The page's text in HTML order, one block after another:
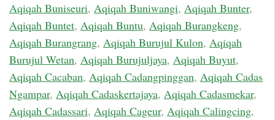
Aqiqah Buniseuri, Aqiqah Buniwangi, Aqiqah Bunter,
Aqiqah Buntet, Aqiqah Buntu, Aqiqah Burangkeng,
Aqiqah Burangrang, Aqiqah Burujul Kulon, Aqiqah
Burujul Wetan, Aqiqah Burujuljaya, Aqiqah Buyut,
Aqiqah Cacaban, Aqiqah Cadangpinggan, Aqiqah Cadas
Ngampar, Aqiqah Cadaskertajaya, Aqiqah Cadasmekar,
Aqiqah Cadassari, Aqiqah Cageur, Aqiqah Calingcing,